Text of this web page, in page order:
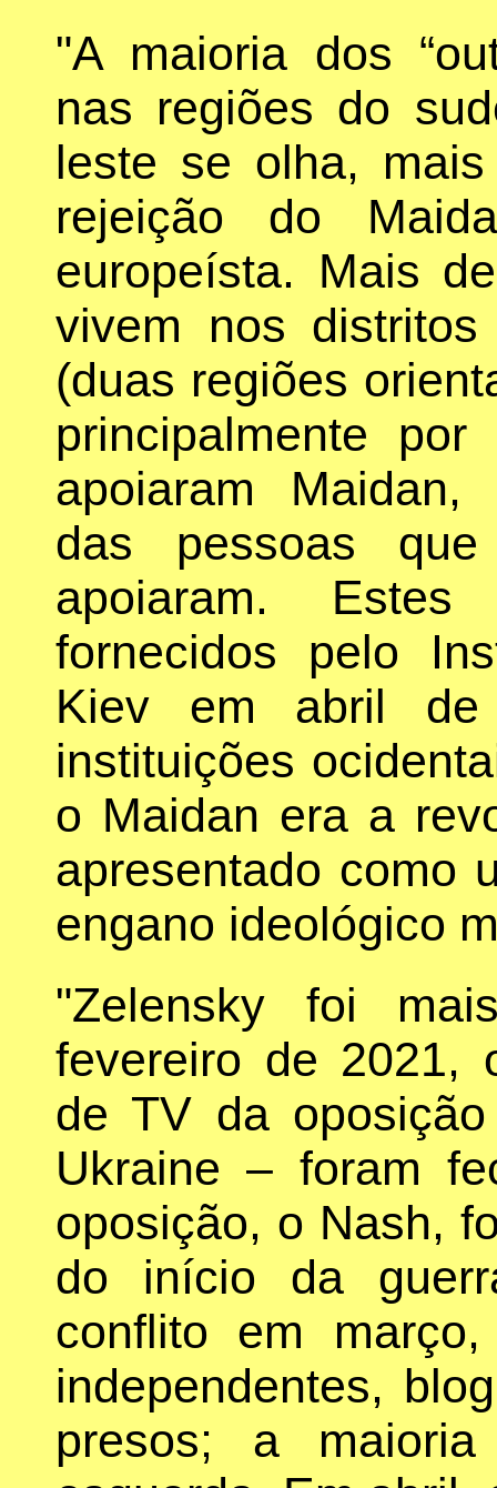
"A maioria dos
nas regiões do
leste se olha,
rejeição do
europeísta. Mais
vivem nos
(duas regiões
principalmente
apoiaram
das pessoas
apoiaram. Estes
fornecidos pelo
Kiev em abril de
instituições
o Maidan era a
apresentado como
engano ideológico
"Zelensky foi
fevereiro de 2021,
de TV da
Ukraine – foram
oposição, o Nash,
do início da
conflito em
independentes,
presos; a